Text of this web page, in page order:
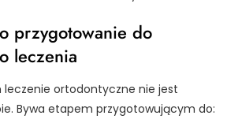
przygotowanie do
leczenia
leczenie ortodontyczne nie jest
Bywa etapem przygotowującym do: